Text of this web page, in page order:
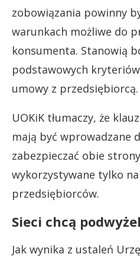
zobowiązania powinny
warunkach możliwe do
konsumenta. Stanowią
podstawowych
umowy z przedsiębiorcą.
UOKiK tłumaczy, że
mają być wprowadzane
zabezpieczać obie
wykorzystywane tylko
przedsiębiorców.
Sieci chcą
Jak wynika z ustaleń